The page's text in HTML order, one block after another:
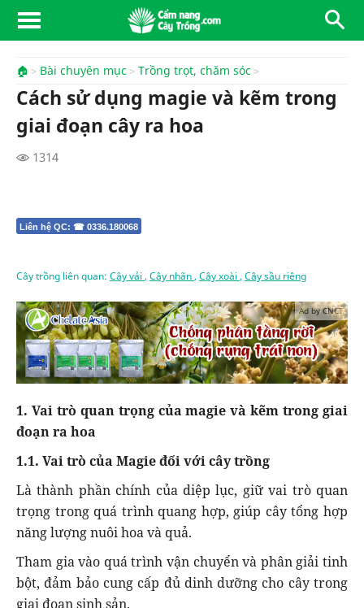
🏠 Bài chuyên mục Trồng trọt, chăm sóc
Cách sử dụng magie và kẽm trong
giai đoạn cây ra hoa
1314
Liên hệ QC: ☎ 0336.180068
Cây trồng liên quan: Cây vải , Cây nhãn, Cây xoài , Cây sầu riêng
Ad by CNCT
1. Vai trò quan trọng của magie và kẽm trong giai
đoạn ra hoa
1.1. Vai trò của Magie đối với cây trồng
Là thành phần chính của diệp lục, giữ vai trò quan
trọng trong quá trình quang hợp, giúp cây tổng hợp
năng lượng nuôi hoa và quả.
Tham gia vào quá trình vận chuyển và phân giải tinh
bột, đảm bảo cung cấp đủ dinh dưỡng cho cây trong
giai đoạn sinh sản.